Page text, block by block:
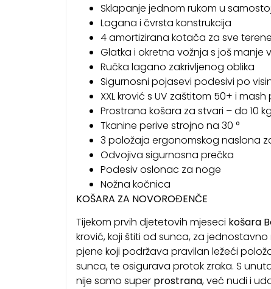
Sklapanje jednom rukom u
Lagana i čvrsta konstrukcija
4 amortizirana kotača za sve terene
Glatka i okretna vožnja s još manje
Ručka lagano zakrivljenog oblika
Sigurnosni pojasevi podesivi po
XXL krović s UV zaštitom 50+ i
Prostrana košara za stvari – do 10
Tkanine perive strojno na 30 °
3 položaja ergonomskog naslona
Odvojiva sigurnosna prečka
Podesiv oslonac za noge
Nožna kočnica
KOŠARA ZA NOVOROĐENČE
Tijekom prvih djetetovih mjeseci košara
krović, koji štiti od sunca, za
pjene koji podržava pravilan ležeći
sunca, te osigurava protok zraka. S
nije samo super prostrana, već nudi i